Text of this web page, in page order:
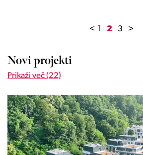
< 1 2 3 >
Novi projekti
Prikaži več (22)